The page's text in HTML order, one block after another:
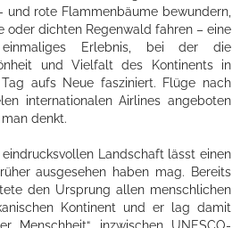
und rote Flammenbäume bewundern,
oder dichten Regenwald fahren – eine
Erlebnis, bei der die
und Vielfalt des Kontinents in
aufs Neue fasziniert. Flüge nach
internationalen Airlines angeboten
denkt.
Landschaft lässt einen
ausgesehen haben mag. Bereits
den Ursprung allen menschlichen
Kontinent und er lag damit
Menschheit“, inzwischen UNESCO-